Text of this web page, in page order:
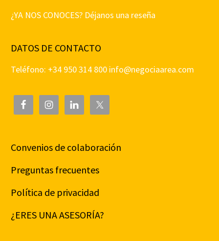
¿YA NOS CONOCES? Déjanos una reseña
DATOS DE CONTACTO
Teléfono: +34 950 314 800 info@negociaarea.com
Convenios de colaboración
Preguntas frecuentes
Política de privacidad
¿ERES UNA ASESORÍA?